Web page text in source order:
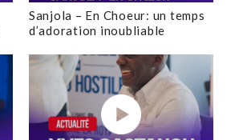
Sanjola – En Choeur: un temps
d’adoration inoubliable